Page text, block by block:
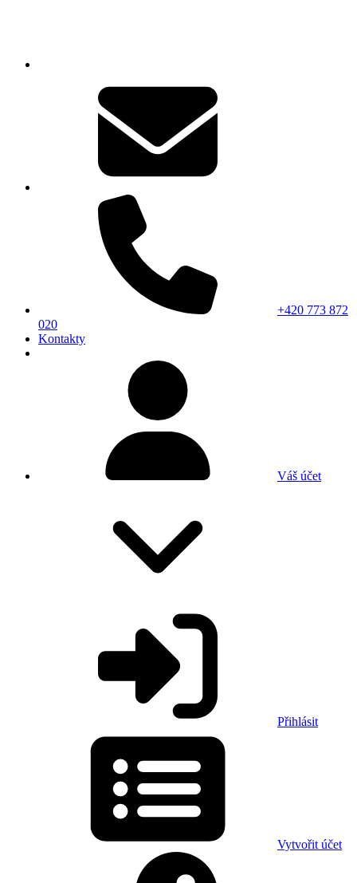
+420 773 872
020
Kontakty
Váš účet
Přihlásit
Vytvořit účet